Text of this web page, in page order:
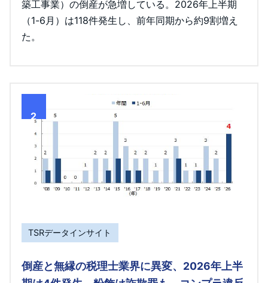
築工事業）の倒産が急増している。2026年上半期
（1-6月）は118件発生し、前年同期から約9割増え
た。
2
TSRデータインサイト
倒産と無縁の税理士業界に異変、2026年上半